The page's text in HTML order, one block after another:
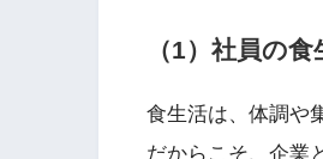
（1） 社員の食
食生活は、体調や
だからこそ、企業